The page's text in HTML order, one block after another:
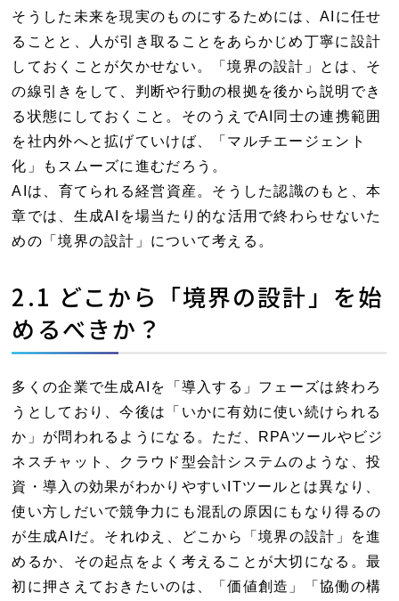
そうした未来を現実のものにするためには、AIに任せ
ることと、人が引き取ることをあらかじめ丁寧に設計
しておくことが欠かせない。「境界の設計」とは、そ
の線引きをして、判断や行動の根拠を後から説明でき
る状態にしておくこと。そのうえでAI同士の連携範囲
を社内外へと拡げていけば、「マルチエージェント
化」もスムーズに進むだろう。
AIは、育てられる経営資産。そうした認識のもと、本
章では、生成AIを場当たり的な活用で終わらせないた
めの「境界の設計」について考える。
2.1 どこから「境界の設計」を始
めるべきか？
多くの企業で生成AIを「導入する」フェーズは終わろ
うとしており、今後は「いかに有効に使い続けられる
か」が問われるようになる。ただ、RPAツールやビジ
ネスチャット、クラウド型会計システムのような、投
資・導入の効果がわかりやすいITツールとは異なり、
使い方しだいで競争力にも混乱の原因にもなり得るの
が生成AIだ。それゆえ、どこから「境界の設計」を進
めるか、その起点をよく考えることが大切になる。最
初に押さえておきたいのは、「価値創造」「協働の構